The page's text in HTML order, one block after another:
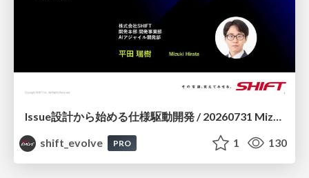
shift_evolve
PRO 1 130